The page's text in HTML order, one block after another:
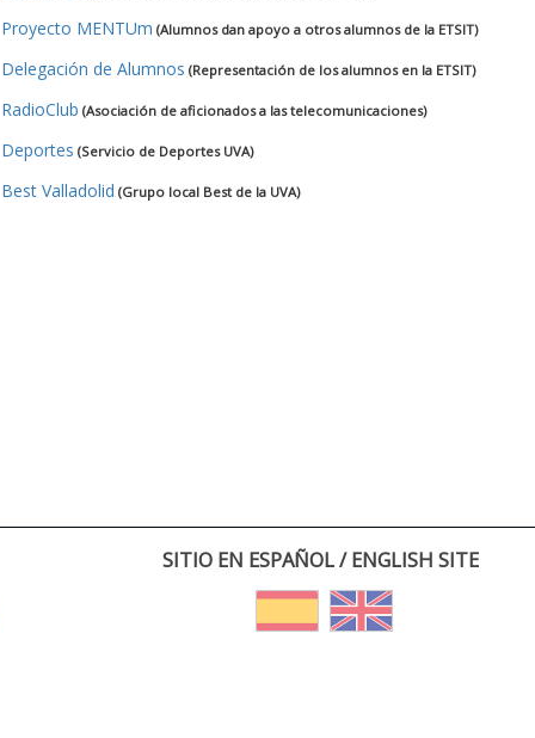
Proyecto MENTUm (Alumnos dan apoyo a otros alumnos de la ETSIT)
Delegación de Alumnos (Representación de los alumnos en la ETSIT)
RadioClub (Asociación de aficionados a las telecomunicaciones)
Deportes (Servicio de Deportes UVA)
Best Valladolid (Grupo local Best de la UVA)
SITIO EN ESPAÑOL / ENGLISH SITE